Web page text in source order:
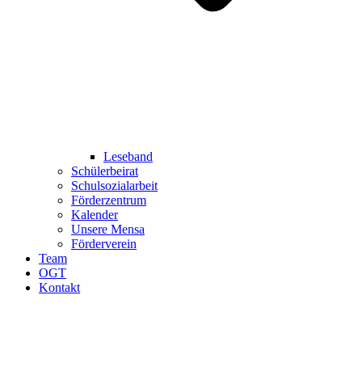
Leseband
Schülerbeirat
Schulsozialarbeit
Förderzentrum
Kalender
Unsere Mensa
Förderverein
Team
OGT
Kontakt